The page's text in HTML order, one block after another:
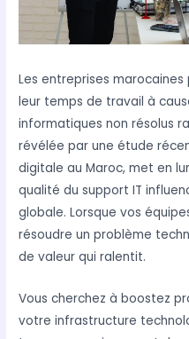
Les entreprises
leur temps de travail à
informatiques non résolus
révélée par une étude
digitale au Maroc, met en
qualité du support IT
globale. Lorsque vos
résoudre un problème
de valeur qui ralentit.
Vous cherchez à boostez
votre infrastructure